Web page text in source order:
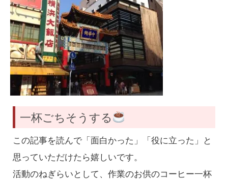
一杯ごちそうする
この記事を読んで「面白かった」「役に立った」と
思っていただけたら嬉しいです。
活動のねぎらいとして、作業のお供のコーヒー一杯